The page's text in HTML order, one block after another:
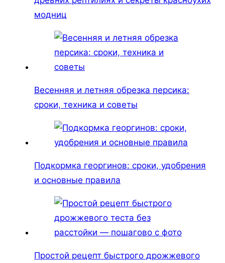
модниц
Весенняя и летняя обрезка персика:
сроки, техника и советы
Подкормка георгинов: сроки, удобрения
и основные правила
Простой рецепт быстрого дрожжевого